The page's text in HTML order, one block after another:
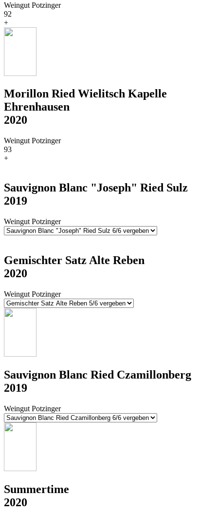
Weingut Potzinger
92
+
Morillon Ried Wielitsch Kapelle
Ehrenhausen
2020
Weingut Potzinger
93
+
Sauvignon Blanc "Joseph" Ried Sulz
2019
Weingut Potzinger
Gemischter Satz Alte Reben
2020
Weingut Potzinger
Sauvignon Blanc Ried Czamillonberg
2019
Weingut Potzinger
Summertime
2020